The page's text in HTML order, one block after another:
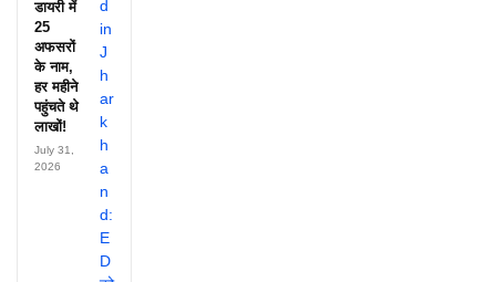
डायरी में
25
अफसरों
के नाम,
हर महीने
पहुंचते थे
लाखों!
July 31,
2026